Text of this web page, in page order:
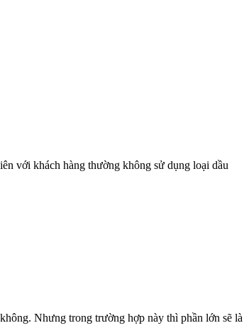
với khách hàng thường không sử dụng loại dầu
Nhưng trong trường hợp này thì phần lớn sẽ là